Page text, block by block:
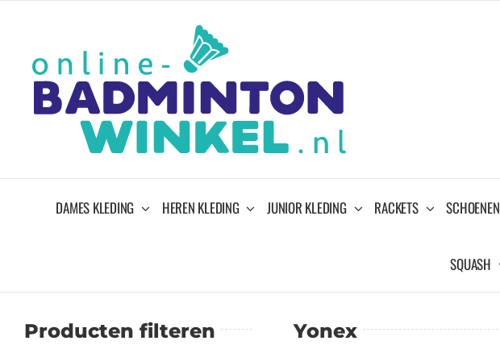
DAMES KLEDING HEREN KLEDING JUNIOR KLEDING RACKETS SCHOENEN
SQUASH
Producten filteren Yonex